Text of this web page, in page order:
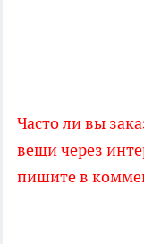
Часто ли вы
вещи через
пишите в